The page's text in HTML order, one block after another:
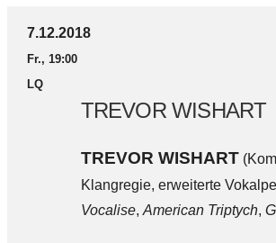
7.12.2018
Fr., 19:00
LQ
TREVOR WISHART
TREVOR WISHART
Klangregie, erweiterte
Vocalise, American Triptych,